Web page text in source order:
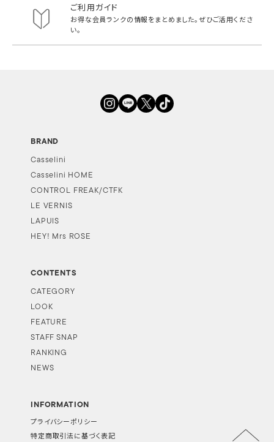
ご利用ガイド
お得な会員ランクの情報をまとめました。ぜひご活用くださ
い。
BRAND
Casselini
Casselini HOME
CONTROL FREAK/CTFK
LE VERNIS
LAPUIS
HEY! Mrs ROSE
CONTENTS
CATEGORY
LOOK
FEATURE
STAFF SNAP
RANKING
NEWS
INFORMATION
プライバシーポリシー
特定商取引法に基づく表記